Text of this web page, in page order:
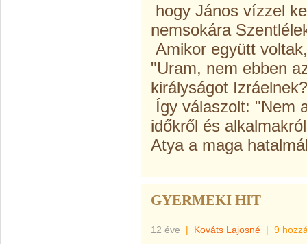
hogy János vízzel
nemsokára
Amikor együtt
"Uram, nem ebben
királyságot
Így válaszolt: "Nem
időkről és
Atya a maga
GYERMEKI HIT
12 éve | Kováts Lajosné | 9